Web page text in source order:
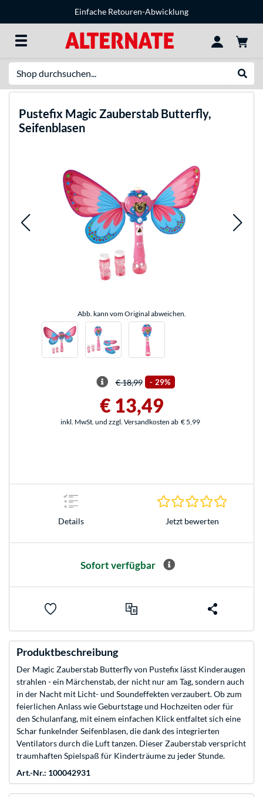
Einfache Retouren-Abwicklung
Pustefix Magic Zauberstab Butterfly,
Seifenblasen
Abb. kann vom Original abweichen.
€ 18,99 - 29%
€ 13,49
inkl. MwSt. und zzgl. Versandkosten ab € 5,99
Details Jetzt bewerten
Sofort verfügbar
Produktbeschreibung
Der Magic Zauberstab Butterfly von Pustefix lässt Kinderaugen
strahlen - ein Märchenstab, der nicht nur am Tag, sondern auch
in der Nacht mit Licht- und Soundeffekten verzaubert. Ob zum
feierlichen Anlass wie Geburtstage und Hochzeiten oder für
den Schulanfang, mit einem einfachen Klick entfaltet sich eine
Schar funkelnder Seifenblasen, die dank des integrierten
Ventilators durch die Luft tanzen. Dieser Zauberstab verspricht
traumhaften Spielspaß für Kinderträume zu jeder Stunde.
Art.-Nr.: 100042931